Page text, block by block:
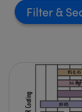
Filter